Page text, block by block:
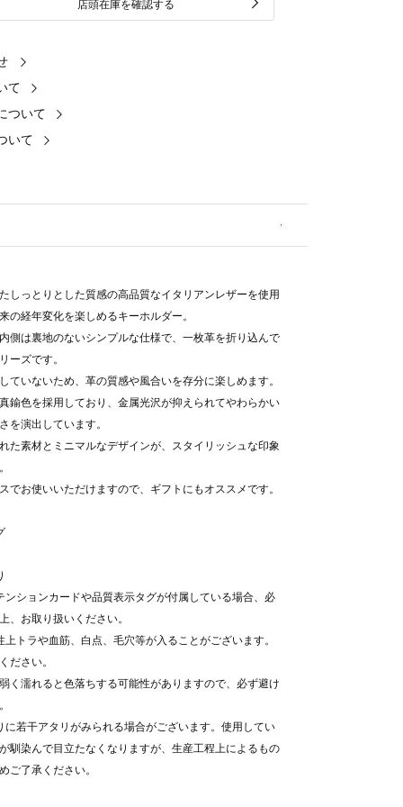
店頭在庫を確認する
て
ついて
いて
しっとりとした質感の高品質なイタリアンレザーを使用
の経年変化を楽しめるキーホルダー。
側は裏地のないシンプルな仕様で、一枚革を折り込んで
ーズです。
ていないため、革の質感や風合いを存分に楽しめます。
鍮色を採用しており、金属光沢が抑えられてやわらかい
を演出しています。
た素材とミニマルなデザインが、スタイリッシュな印象
でお使いいただけますので、ギフトにもオススメです。
ンションカードや品質表示タグが付属している場合、必
、お取り扱いください。
上トラや血筋、白点、毛穴等が入ることがございます。
ださい。
く濡れると色落ちする可能性がありますので、必ず避け
に若干アタリがみられる場合がございます。使用してい
馴染んで目立たなくなりますが、生産工程上によるもの
ご了承ください。